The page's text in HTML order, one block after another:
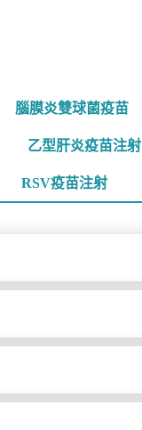
腦膜炎雙球菌疫苗
乙型肝炎疫苗注射
RSV疫苗注射